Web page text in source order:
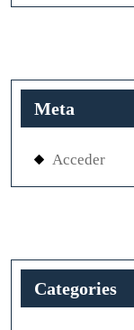
Meta
Acceder
Categories